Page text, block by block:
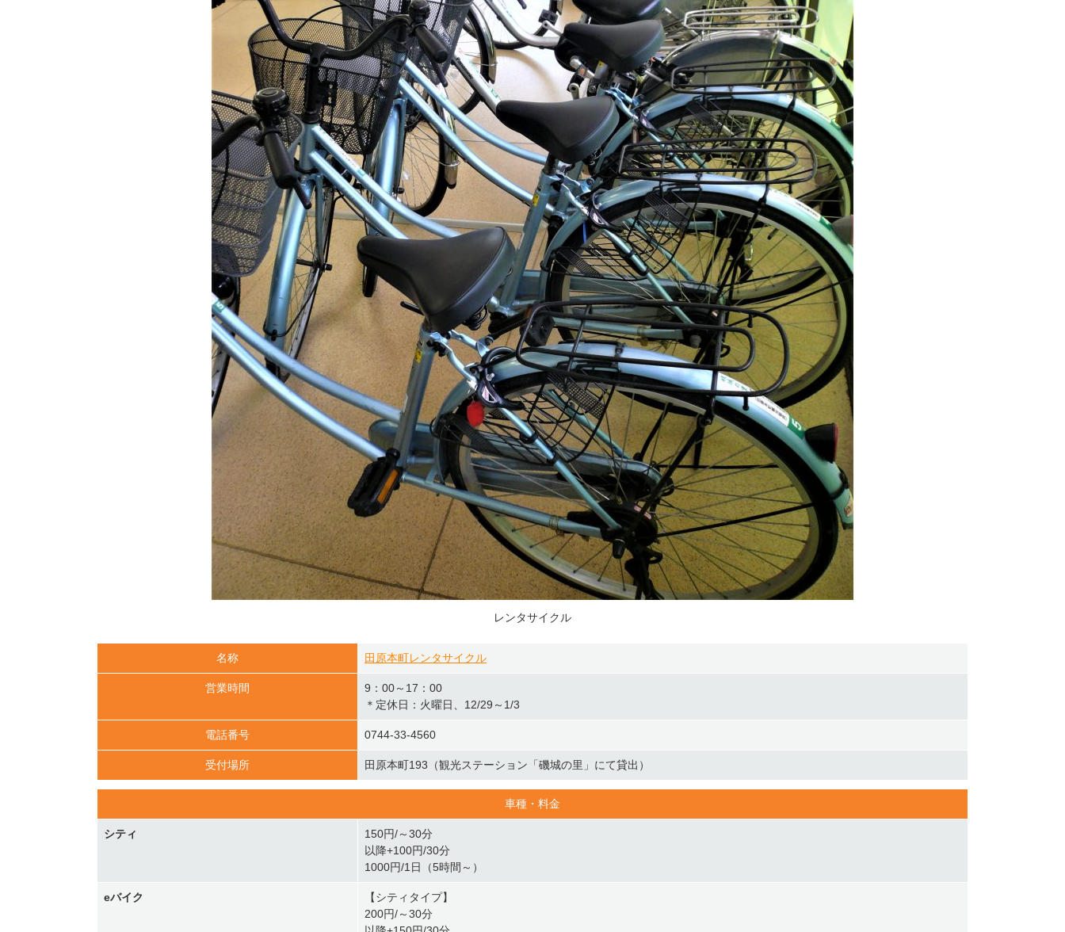
レンタサイクル
名称 田原本町レンタサイクル
営業時間
9：00～17：00
＊定休日：火曜日、12/29～1/3
電話番号 0744-33-4560
受付場所 田原本町193（観光ステーション「磯城の里」にて貸出）
車種・料金
シティ
150円/～30分
以降+100円/30分
1000円/1日（5時間～）
eバイク
【シティタイプ】
200円/～30分